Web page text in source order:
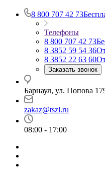
8 800 707 42 73
Телефоны
8 800 707 42 73
8 3852 59 54 36
8 3852 22 63 60
Заказать звонок
Барнаул, ул. Попова
zakaz@tszl.ru
08:00 - 17:00